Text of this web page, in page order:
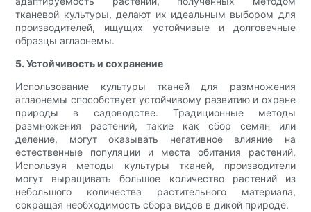
тканевой культуры, делают их идеальным выбором для
производителей, ищущих устойчивые и долговечные
образцы аглаонемы.
5. Устойчивость и сохранение
Использование культуры тканей для размножения
аглаонемы способствует устойчивому развитию и охране
природы в садоводстве. Традиционные методы
размножения растений, такие как сбор семян или
деление, могут оказывать негативное влияние на
естественные популяции и места обитания растений.
Используя методы культуры тканей, производители
могут выращивать большое количество растений из
небольшого количества растительного материала,
сокращая необходимость сбора видов в дикой природе.